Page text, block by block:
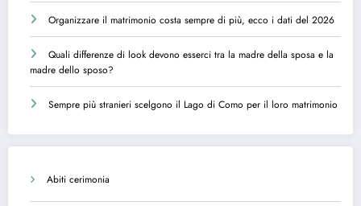
Organizzare il matrimonio costa sempre di più, ecco i dati del 2026
Quali differenze di look devono esserci tra la madre della sposa e la
madre dello sposo?
Sempre più stranieri scelgono il Lago di Como per il loro matrimonio
Abiti cerimonia